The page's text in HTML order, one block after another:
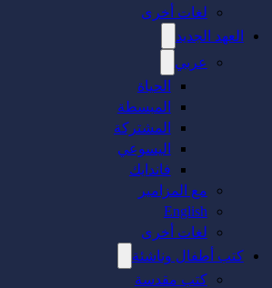
لغات أخرى
العهد الجديد
عربي
الحياة
المبسطة
المشتركة
اليسوعي
فاندايك
مع المزامير
English
لغات أخرى
كتب أطفال وناشئة
كتب مقدسة